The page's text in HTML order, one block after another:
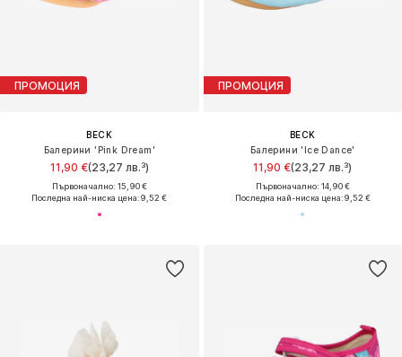
ПРОМОЦИЯ
BECK
Балерини 'Pink Dream'
11,90 €(23,27 лв.³)
Първоначално: 15,90 €
Последна най-ниска цена:9,52 €
ПРОМОЦИЯ
BECK
Балерини 'Ice Dance'
11,90 €(23,27 лв.³)
Първоначално: 14,90 €
Последна най-ниска цена:9,52 €